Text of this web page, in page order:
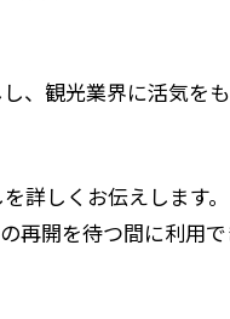
、観光業界に活気を
詳しくお伝えします
再開を待つ間に利用